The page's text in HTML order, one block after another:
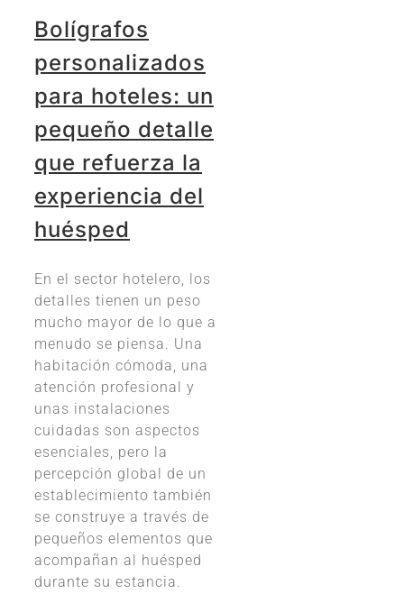
Bolígrafos
personalizados
para hoteles: un
pequeño detalle
que refuerza la
experiencia del
huésped
En el sector hotelero, los
detalles tienen un peso
mucho mayor de lo que a
menudo se piensa. Una
habitación cómoda, una
atención profesional y
unas instalaciones
cuidadas son aspectos
esenciales, pero la
percepción global de un
establecimiento también
se construye a través de
pequeños elementos que
acompañan al huésped
durante su estancia.